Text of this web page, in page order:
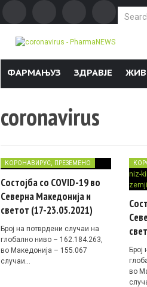
Search
ФАРМАЊУЗ ЗДРАВЈЕ
coronavirus
КОРОНАВИРУС, ПРЕЗЕМЕНО
Состојба со COVID-19 во
Северна Македонија и
светот (17-23.05.2021)
Број на потврдени случаи на
глобално ниво – 162.184.263,
во Македонија – 155.067
случаи…
Број
во